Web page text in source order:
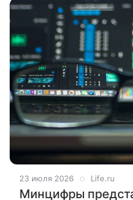
23 июля 2026 Life.ru
Минцифры